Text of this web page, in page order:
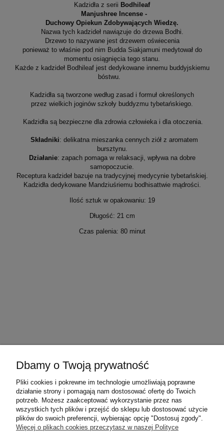
Kadzidła z serii Bodhileaf
Manjushree Incense -
Duchowy Opiekun Zdobywających Wiedzę.
Nazwa tych kadzideł nawiązuje do drzewa Bodhi.
Drzewo to nazywane jest drzewem oświecenia
ponieważ to właśnie pod nim Budda Siakjamuni medytował do
momentu osiągnięcia tego stanu.
Każde z kadzideł Bodhileaf jest dedykowane innemu buddyjskiemu
bóstwu.
Kadzidła są tworzone według zasad i formuł określonych
przez wielkich joginów szkoły buddyzmu tybetańskiego.
Kadzidła są bezpieczne dla zdrowia człowieka i dla otoczenia.
Składniki: delikatna mieszanka cennych ziół z aromatem
bursztynu.
Działanie: zapach pomaga w relaksacji, wpływa na dobre
samopoczucie.
Receptura kadzideł bazuje na tradycyjnej medycynie tybetańskiej.
Kadzidła dedykowane Mandziuśriemu bodhisattwie mądrości.
Ilość sztuk w opakowaniu: 19
Długość: 21 cm
Czas palenia: 80 minut
Warunki zakupów
Moje konto
Informacje o sklepie
Dbamy o Twoją prywatność
Pliki cookies i pokrewne im technologie umożliwiają poprawne
działanie strony i pomagają nam dostosować ofertę do Twoich
potrzeb. Możesz zaakceptować wykorzystanie przez nas
wszystkich tych plików i przejść do sklepu lub dostosować użycie
plików do swoich preferencji, wybierając opcję "Dostosuj zgody".
Więcej o plikach cookies przeczytasz w naszej Polityce